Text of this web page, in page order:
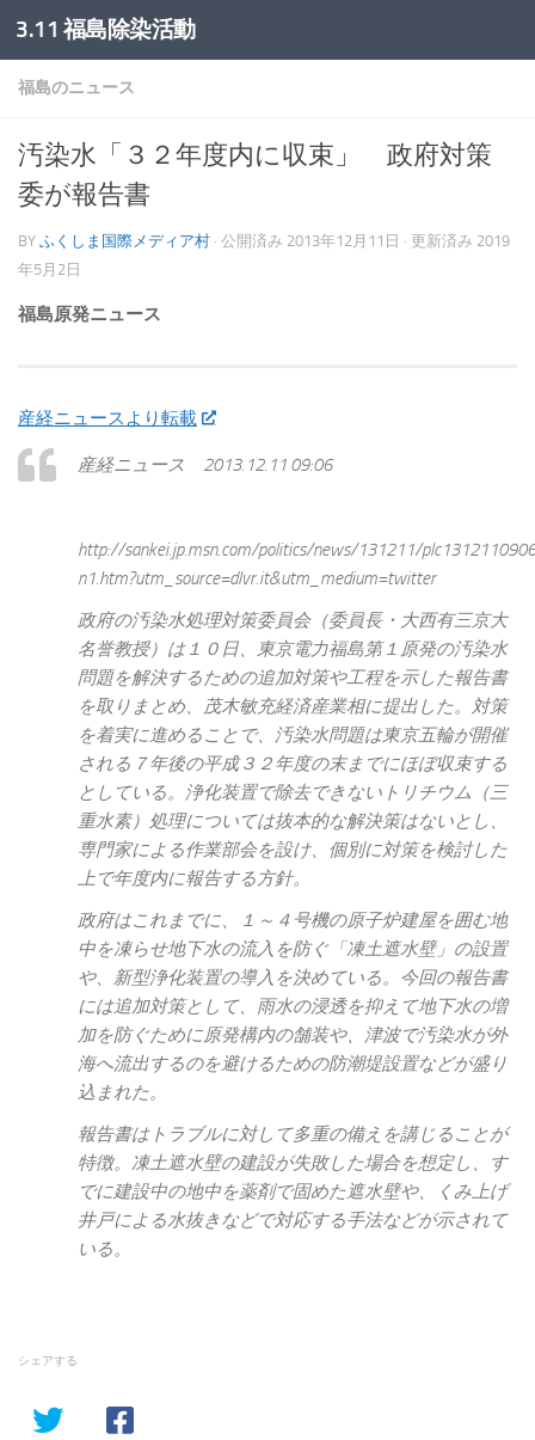
コンテンツへスキップ
3.11 福島除染活動
福島のニュース
汚染水「３２年度内に収束」 政府対策
委が報告書
BY ふくしま国際メディア村 · 公開済み 2013年12月11日 · 更新済み 2019
年5月2日
福島原発ニュース
産経ニュースより転載
産経ニュース 2013.12.11 09:06
http://sankei.jp.msn.com/politics/news/131211/
n1.htm?utm_source=dlvr.it&utm_medium=twitter
政府の汚染水処理対策委員会（委員長・大西有三京大
名誉教授）は１０日、東京電力福島第１原発の汚染水
問題を解決するための追加対策や工程を示した報告書
を取りまとめ、茂木敏充経済産業相に提出した。対策
を着実に進めることで、汚染水問題は東京五輪が開催
される７年後の平成３２年度の末までにほぼ収束する
としている。浄化装置で除去できないトリチウム（三
重水素）処理については抜本的な解決策はないとし、
専門家による作業部会を設け、個別に対策を検討した
上で年度内に報告する方針。
政府はこれまでに、１～４号機の原子炉建屋を囲む地
中を凍らせ地下水の流入を防ぐ「凍土遮水壁」の設置
や、新型浄化装置の導入を決めている。今回の報告書
には追加対策として、雨水の浸透を抑えて地下水の増
加を防ぐために原発構内の舗装や、津波で汚染水が外
海へ流出するのを避けるための防潮堤設置などが盛り
込まれた。
報告書はトラブルに対して多重の備えを講じることが
特徴。凍土遮水壁の建設が失敗した場合を想定し、す
でに建設中の地中を薬剤で固めた遮水壁や、くみ上げ
井戸による水抜きなどで対応する手法などが示されて
いる。
シェアする